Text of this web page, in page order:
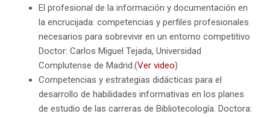
El profesional de la información y documentación en
la encrucijada: competencias y perfiles profesionales
necesarios para sobrevivir en un entorno competitivo
Doctor: Carlos Miguel Tejada, Universidad
Complutense de Madrid.(Ver video)
Competencias y estrategias didácticas para el
desarrollo de habilidades informativas en los planes
de estudio de las carreras de Bibliotecología. Doctora: